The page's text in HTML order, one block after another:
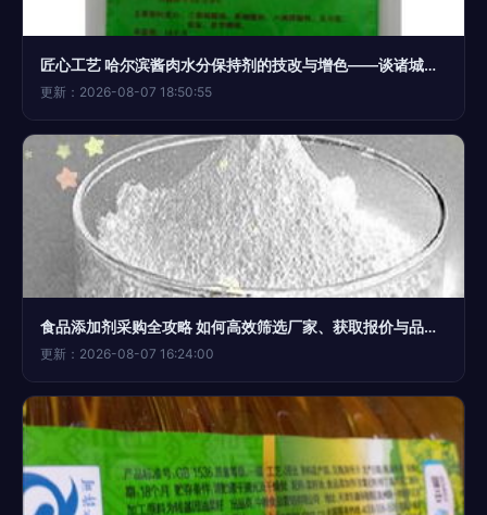
匠心工艺 哈尔滨酱肉水分保持剂的技改与增色——谈诸城锐锋食品新助力
更新：2026-08-07 18:50:55
食品添加剂采购全攻略 如何高效筛选厂家、获取报价与品牌对比
更新：2026-08-07 16:24:00